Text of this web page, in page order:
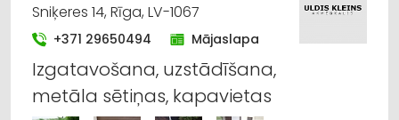
Sniķeres 14, Rīga, LV-1067
+371 29650494 Mājaslapa
Izgatavošana, uzstādīšana,
metāla sētiņas, kapavietas